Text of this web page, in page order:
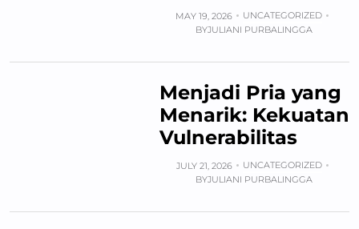
MAY 19, 2026
UNCATEGORIZED
BYJULIANI PURBALINGGA
Menjadi Pria yang
Menarik: Kekuatan
Vulnerabilitas
JULY 21, 2026
UNCATEGORIZED
BYJULIANI PURBALINGGA